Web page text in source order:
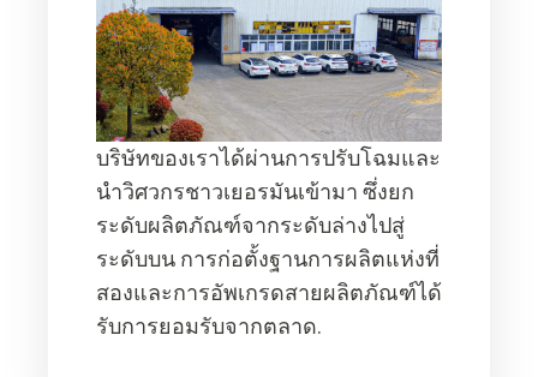
บริษัทของเราได้ผ่านการปรับโฉมและ
นำวิศวกรชาวเยอรมันเข้ามา ซึ่งยก
ระดับผลิตภัณฑ์จากระดับล่างไปสู่
ระดับบน การก่อตั้งฐานการผลิตแห่งที่
สองและการอัพเกรดสายผลิตภัณฑ์ได้
รับการยอมรับจากตลาด.